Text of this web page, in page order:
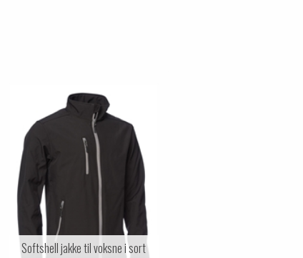
Softshell jakke til voksne i sort